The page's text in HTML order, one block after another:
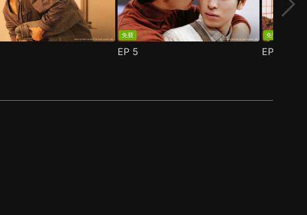
免費
EP 5
免費
EP